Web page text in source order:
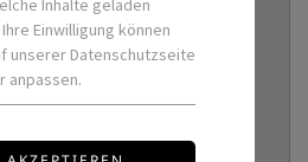
Inhalte geladen
Einwilligung können
unserer Datenschutzseite
anpassen.